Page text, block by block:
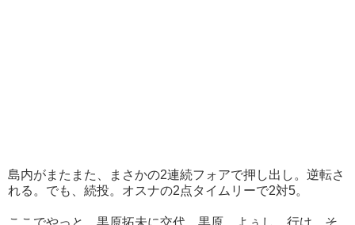
島内がまたまた、まさかの2連続フォアで押し出し。逆転さ
れる。でも、続投。オスナの2点タイムリーで2対5。
ここでやっと、黒原拓未に交代。黒原、よぅし、行け。そ